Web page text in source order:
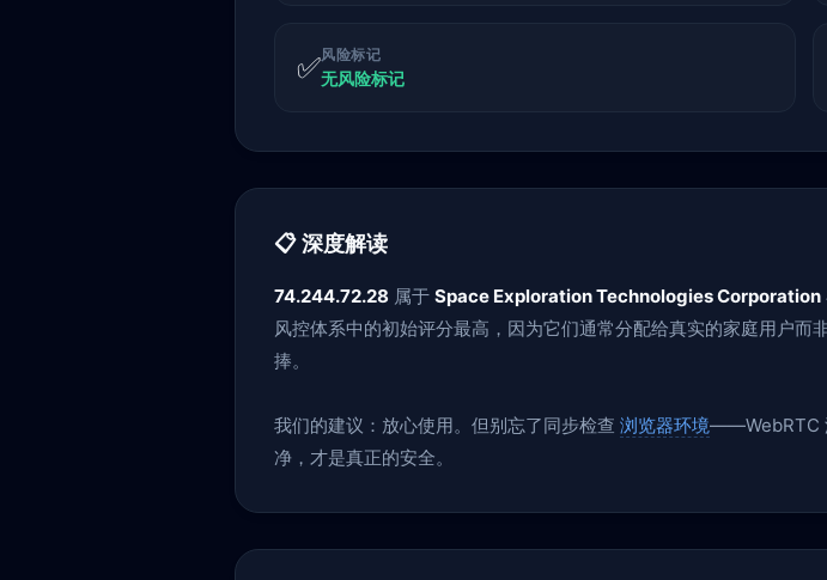
✅风险标记
无风险标记
📋 深度解读
74.244.72.28 属于 Space Exploration Technologies Corporation
风控体系中的初始评分最高，因为它们通常分配给真实的家庭用户
捧。
我们的建议：放心使用。但别忘了同步检查 浏览器环境——WebRTC
净，才是真正的安全。